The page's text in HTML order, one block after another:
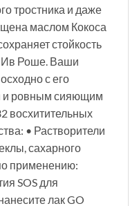
тростника и даже
маслом Кокоса
стойкость
Ив Роше. Ваши
с его
ровным сияющим
восхитительных
• Растворители
сахарного
применению:
SOS для
лак GO